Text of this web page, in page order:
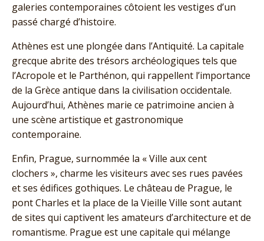
galeries contemporaines côtoient les vestiges d’un
passé chargé d’histoire.
Athènes est une plongée dans l’Antiquité. La capitale
grecque abrite des trésors archéologiques tels que
l’Acropole et le Parthénon, qui rappellent l’importance
de la Grèce antique dans la civilisation occidentale.
Aujourd’hui, Athènes marie ce patrimoine ancien à
une scène artistique et gastronomique
contemporaine.
Enfin, Prague, surnommée la « Ville aux cent
clochers », charme les visiteurs avec ses rues pavées
et ses édifices gothiques. Le château de Prague, le
pont Charles et la place de la Vieille Ville sont autant
de sites qui captivent les amateurs d’architecture et de
romantisme. Prague est une capitale qui mélange